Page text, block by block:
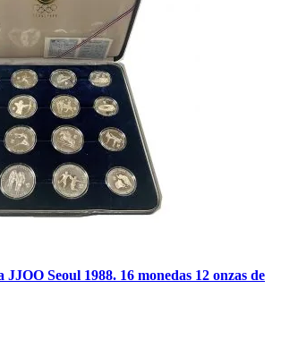
JJOO Seoul 1988. 16 monedas 12 onzas de